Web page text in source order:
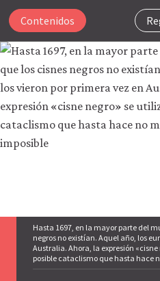
Contenidos
Para
que
sitio
cookies
necesarias.
Puedes
desactivarlas
Hasta 1697, en la mayor parte del
negros no existían. Aquel año, los
Australia. Ahora, la expresión
posible cataclismo que hasta hace